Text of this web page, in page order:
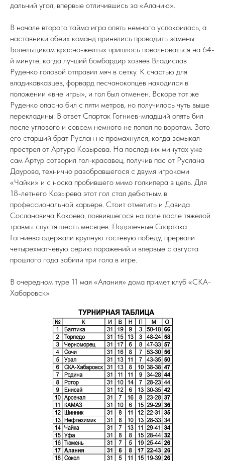
дальний угол, впервые отличившись за «Аланию».
В начале второго тайма игра опять немного успокоилась, а
наставники обеих команд принялись проводить замены.
Болельщикам красно-желтых пришлось поволноваться на 64-
й минуте, когда лучший бомбардир хозяев Владислав
Руденко головой отправил мяч в сетку. К счастью для
владикавказцев, форвард песчанокопцев находился в
положении «вне игры», и гол был отменен. Вскоре тот же
Руденко опасно бил с пяти метров, но получилось чуть выше
перекладины. В ответ Спартак Гогниев-младший опять бил
после углового и совсем немного не попал по воротам. Зато
его старший брат Руслан не промахнулся, когда замыкал
прострел от Артура Козырева. На последних минутах уже
сам Артур сотворил гол-красавец, получив пас от Руслана
Даурова, технично разобравшегося с двумя игроками
«Чайки» и с носка пробившего мимо голкипера в цель. Для
18-летнего Козырева этот гол стал дебютным в
профессиональной карьере. Стоит отметить и Давида
Сослановича Кокоева, появившегося на поле после тяжелой
травмы спустя шесть месяцев. Подопечные Спартака
Гогниева одержали крупную гостевую победу, прервали
четырехматчевую серию поражений и впервые с августа
прошлого года забили три гола в игре.
В очередном туре 11 мая «Алания» дома примет клуб «СКА-
Хабаровск»